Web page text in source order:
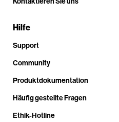
Hilfe
Support
Community
Produktdokumentation
Häufig gestellte Fragen
Ethik-Hotline